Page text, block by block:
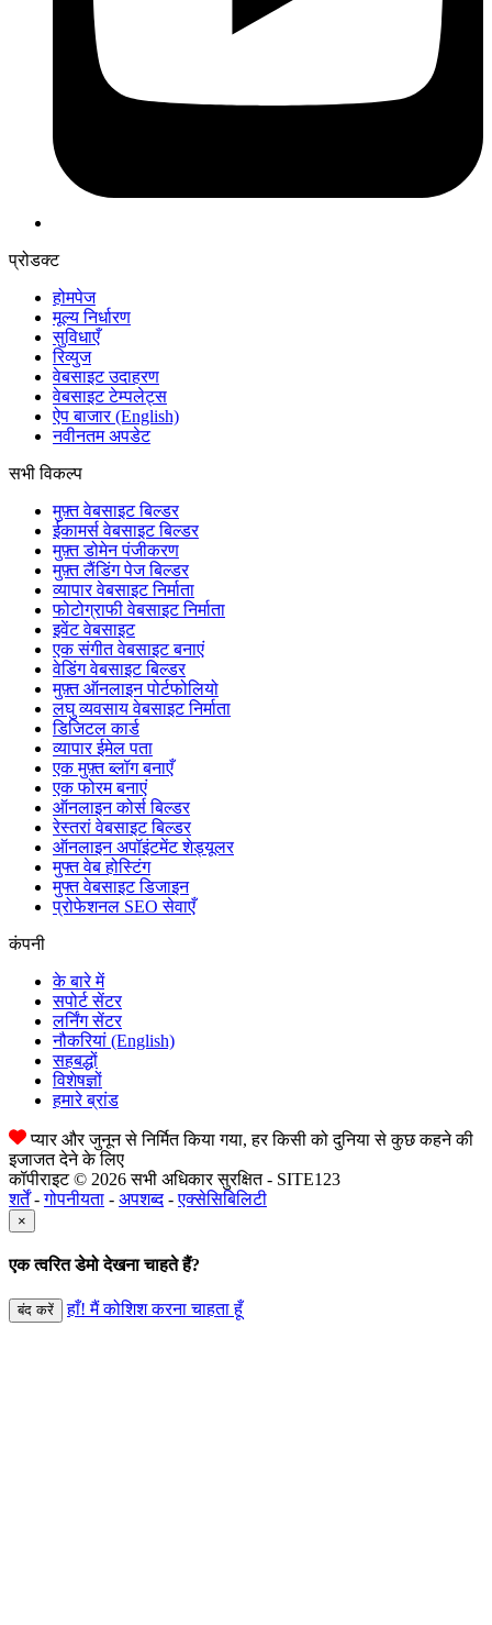
प्रोडक्ट
होमपेज
मूल्य निर्धारण
सुविधाएँ
रिव्युज
वेबसाइट उदाहरण
वेबसाइट टेम्पलेट्स
ऐप बाजार(English)
नवीनतम अपडेट
सभी विकल्प
मुफ़्त वेबसाइट बिल्डर
ईकामर्स वेबसाइट बिल्डर
मुफ़्त डोमेन पंजीकरण
मुफ़्त लैंडिंग पेज बिल्डर
व्यापार वेबसाइट निर्माता
फोटोग्राफी वेबसाइट निर्माता
इवेंट वेबसाइट
एक संगीत वेबसाइट बनाएं
वेडिंग वेबसाइट बिल्डर
मुफ़्त ऑनलाइन पोर्टफोलियो
लघु व्यवसाय वेबसाइट निर्माता
डिजिटल कार्ड
व्यापार ईमेल पता
एक मुफ़्त ब्लॉग बनाएँ
एक फोरम बनाएं
ऑनलाइन कोर्स बिल्डर
रेस्तरां वेबसाइट बिल्डर
ऑनलाइन अपॉइंटमेंट शेड्यूलर
मुफ्त वेब होस्टिंग
मुफ्त वेबसाइट डिजाइन
प्रोफेशनल SEO सेवाएँ
कंपनी
के बारे में
सपोर्ट सेंटर
लर्निंग सेंटर
नौकरियां (English)
सहबद्धों
विशेषज्ञों
हमारे ब्रांड
प्यार और जुनून से निर्मित किया गया, हर किसी को दुनिया से कुछ कहने की
इजाजत देने के लिए
कॉपीराइट © 2026 सभी अधिकार सुरक्षित - SITE123
शर्तें-गोपनीयता - अपशब्द-एक्सेसिबिलिटी
×
एक त्वरित डेमो देखना चाहते हैं?
बंद करें हाँ! मैं कोशिश करना चाहता हूँ